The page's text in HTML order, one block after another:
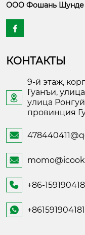
ООО Фошань Шунде

КОНТАКТЫ

9-й этаж,
Гуанъи,
улица
провинция


 +86-
